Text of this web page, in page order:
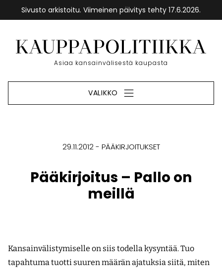
Sivusto arkistoitu. Viimeinen päivitys tehty 17.6.2026.
sisältöön
Etusivu
Asiaa kansainvälisestä kaupasta
VALIKKO
29.11.2012 PÄÄKIRJOITUKSET
Pääkirjoitus – Pallo on
meillä
Kansainvälistymiselle on siis todella kysyntää. Tuo
tapahtuma tuotti suuren määrän ajatuksia siitä, miten